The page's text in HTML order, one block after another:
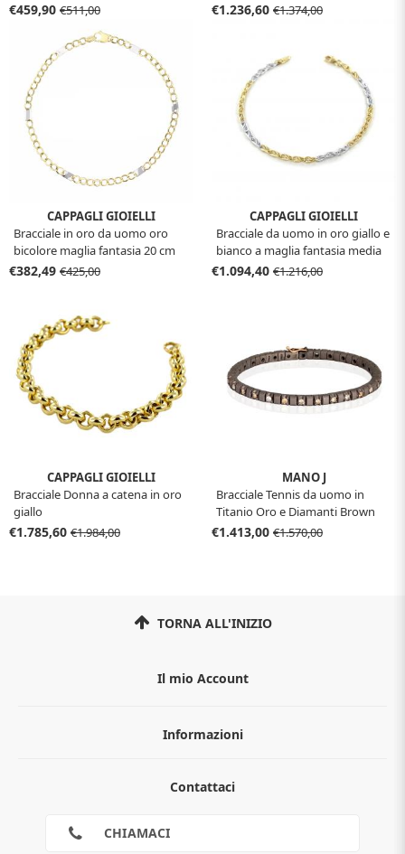
€459,90 €511,00 €1.236,60 €1.374,00
CAPPAGLI GIOIELLI
Bracciale in oro da uomo oro
bicolore maglia fantasia 20 cm
€382,49 €425,00
CAPPAGLI GIOIELLI
Bracciale da uomo in oro giallo e
bianco a maglia fantasia media
€1.094,40 €1.216,00
CAPPAGLI GIOIELLI
Bracciale Donna a catena in oro
giallo
€1.785,60 €1.984,00
MANO J
Bracciale Tennis da uomo in
Titanio Oro e Diamanti Brown
€1.413,00 €1.570,00
TORNA ALL'INIZIO
Il mio Account
Informazioni
Guida all'acquisto
Contattaci
CHIAMACI